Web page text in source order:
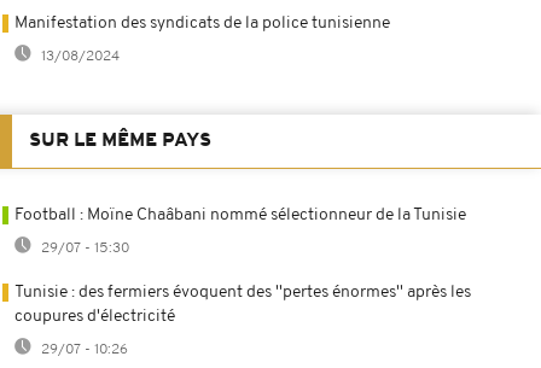
Manifestation des syndicats de la police tunisienne
13/08/2024
SUR LE MÊME PAYS
Football : Moïne Chaâbani nommé sélectionneur de la Tunisie
29/07 - 15:30
Tunisie : des fermiers évoquent des ''pertes énormes'' après les
coupures d'électricité
29/07 - 10:26